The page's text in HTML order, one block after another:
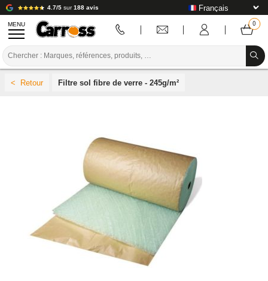
4.7/5 sur188 avis
MENU
PREPARATION / PEINTURE / FINITION
CONSOMMABLE CARROSSERIE
OUTILLAGE CARROSSERIE
ÉQUIPEMENT ATELIER CARROSSERIE
INSTALLATION LABO
Filtre sol fibre de verre - 245g/m²